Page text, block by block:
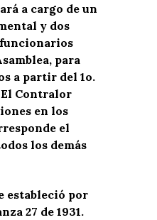
a cargo de un
y dos
para
a partir del 1o.
El Contralor
en los
el
los demás
estableció por
27 de 1931.